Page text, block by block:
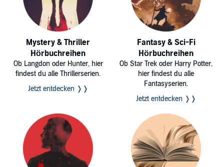
Mystery & Thriller
Hörbuchreihen
Ob Langdon oder Hunter, hier
findest du alle Thrillerserien.
Jetzt entdecken ❭❭
Fantasy & Sci-Fi
Hörbuchreihen
Ob Star Trek oder Harry Potter,
hier findest du alle
Fantasyserien.
Jetzt entdecken ❭❭